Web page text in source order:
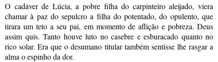
O cadáver de Lúcia, a pobre filha do carpinteiro aleijado, viera
chamar à paz do sepulcro a filha do potentado, do opulento, que
tirara um teto a seu pai, em momento de aflição e pobreza. Deus
assim quis. Tanto houve luto no casebre e esburacado quanto no
rico solar. Era que o desumano titular também sentisse lhe rasgar a
alma o espinho da dor.